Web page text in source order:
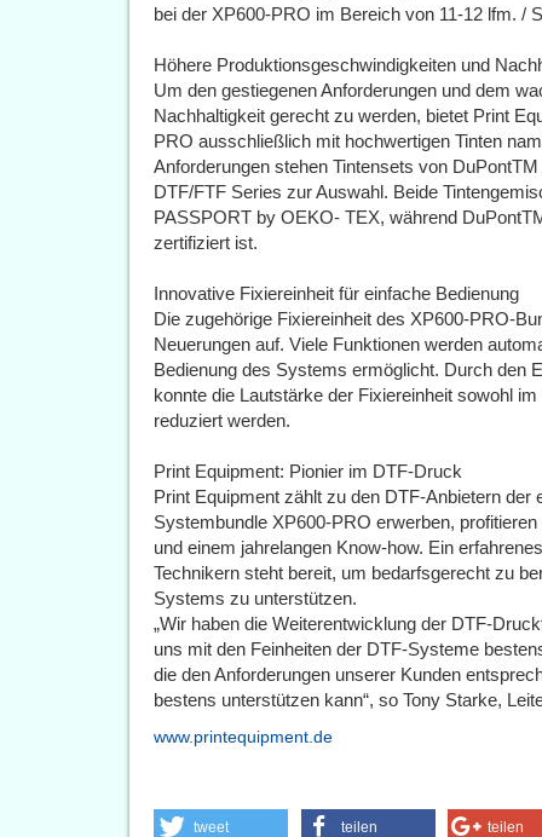
bei der XP600-PRO im Bereich von 11-12 lfm. /
Höhere Produktionsgeschwindigkeiten und
Um den gestiegenen Anforderungen und dem
Nachhaltigkeit gerecht zu werden, bietet Print
PRO ausschließlich mit hochwertigen Tinten
Anforderungen stehen Tintensets von
DTF/FTF Series zur Auswahl. Beide
PASSPORT by OEKO- TEX, während
zertifiziert ist.
Innovative Fixiereinheit für einfache Bedienung
Die zugehörige Fixiereinheit des XP600-PRO-
Neuerungen auf. Viele Funktionen werden
Bedienung des Systems ermöglicht. Durch den
konnte die Lautstärke der Fixiereinheit sowohl
reduziert werden.
Print Equipment: Pionier im DTF-Druck
Print Equipment zählt zu den DTF-Anbietern der
Systembundle XP600-PRO erwerben,
und einem jahrelangen Know-how. Ein
Technikern steht bereit, um bedarfsgerecht zu
Systems zu unterstützen.
„Wir haben die Weiterentwicklung der DTF-
uns mit den Feinheiten der DTF-Systeme
die den Anforderungen unserer Kunden
bestens unterstützen kann“, so Tony Starke,
www.printequipment.de
tweet teilen teilen